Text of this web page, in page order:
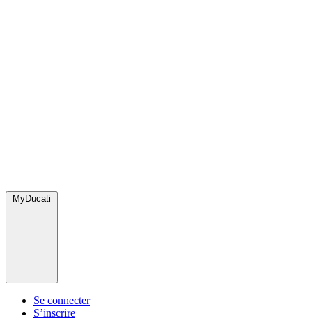
MyDucati
Se connecter
S’inscrire